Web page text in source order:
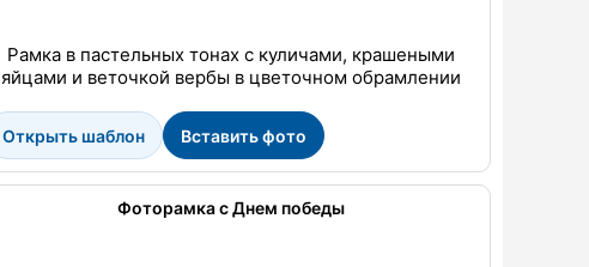
Рамка в пастельных тонах с куличами, крашеными
яйцами и веточкой вербы в цветочном обрамлении
Открыть шаблон Вставить фото
Фоторамка с Днем победы